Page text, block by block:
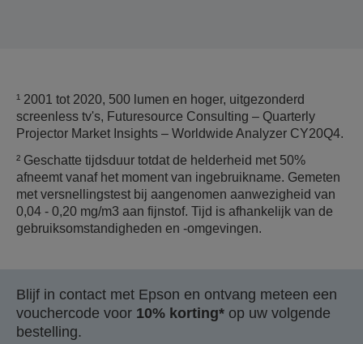
¹ 2001 tot 2020, 500 lumen en hoger, uitgezonderd
screenless tv's, Futuresource Consulting – Quarterly
Projector Market Insights – Worldwide Analyzer CY20Q4.
² Geschatte tijdsduur totdat de helderheid met 50%
afneemt vanaf het moment van ingebruikname. Gemeten
met versnellingstest bij aangenomen aanwezigheid van
0,04 - 0,20 mg/m3 aan fijnstof. Tijd is afhankelijk van de
gebruiksomstandigheden en -omgevingen.
Blijf in contact met Epson en ontvang meteen een
vouchercode voor 10% korting* op uw volgende
bestelling.